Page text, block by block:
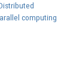
computing